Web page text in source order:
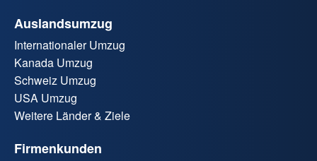
Auslandsumzug
Internationaler Umzug
Kanada Umzug
Schweiz Umzug
USA Umzug
Weitere Länder & Ziele
Firmenkunden